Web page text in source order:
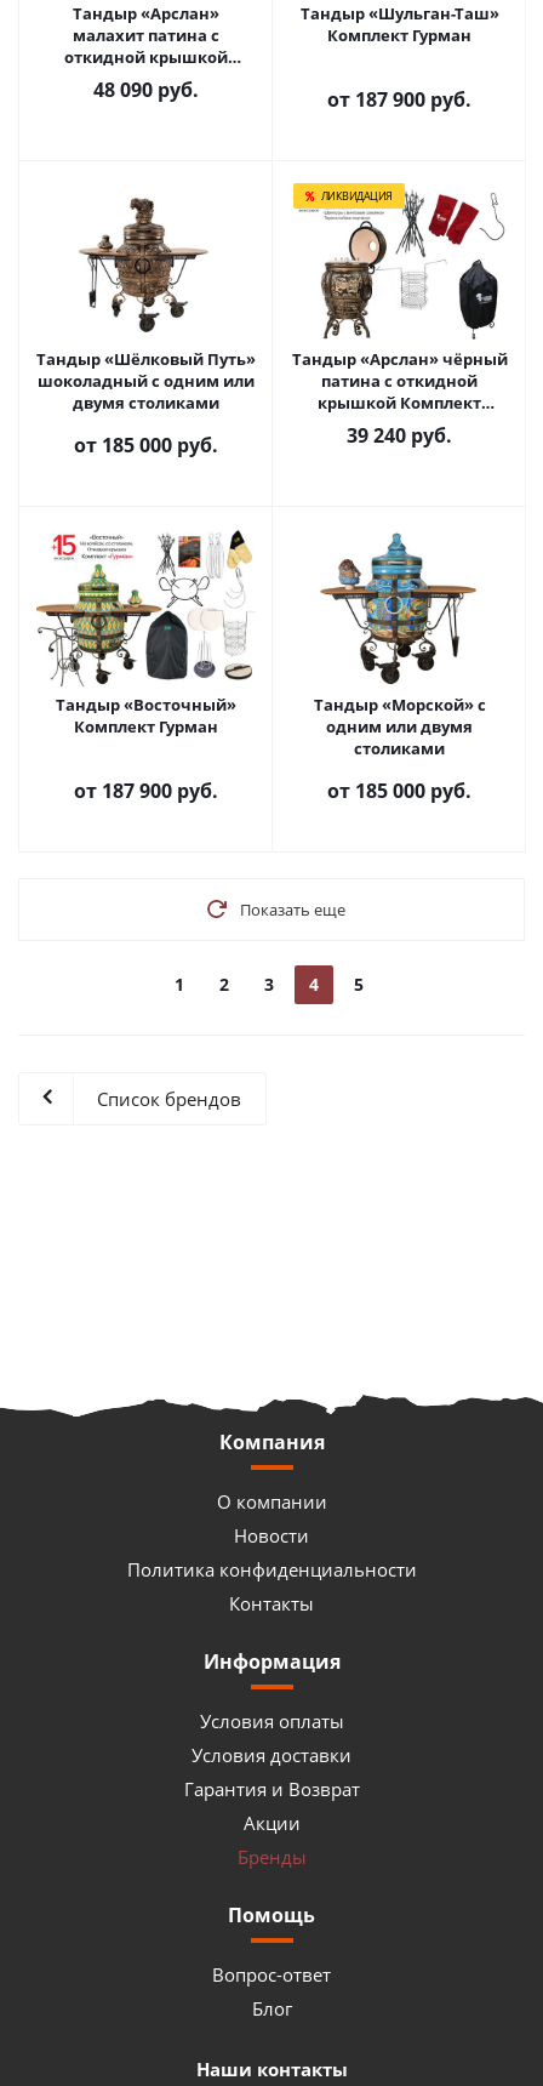
Тандыр «Арслан»
малахит патина с
откидной крышкой
Комплект Гурман
48 090 руб.
Тандыр «Шульган-Таш»
Комплект Гурман
от 187 900 руб.
Тандыр «Шёлковый Путь»
шоколадный с одним или
двумя столиками
от 185 000 руб.
ЛИКВИДАЦИЯ
Тандыр «Арслан» чёрный
патина с откидной
крышкой Комплект
Практичный
39 240 руб.
Тандыр «Восточный»
Комплект Гурман
от 187 900 руб.
Тандыр «Морской» с
одним или двумя
столиками
от 185 000 руб.
Показать еще
1 2 3 4 5
Список брендов
Компания
О компании
Новости
Политика конфиденциальности
Контакты
Информация
Условия оплаты
Условия доставки
Гарантия и Возврат
Акции
Бренды
Помощь
Вопрос-ответ
Блог
Наши контакты